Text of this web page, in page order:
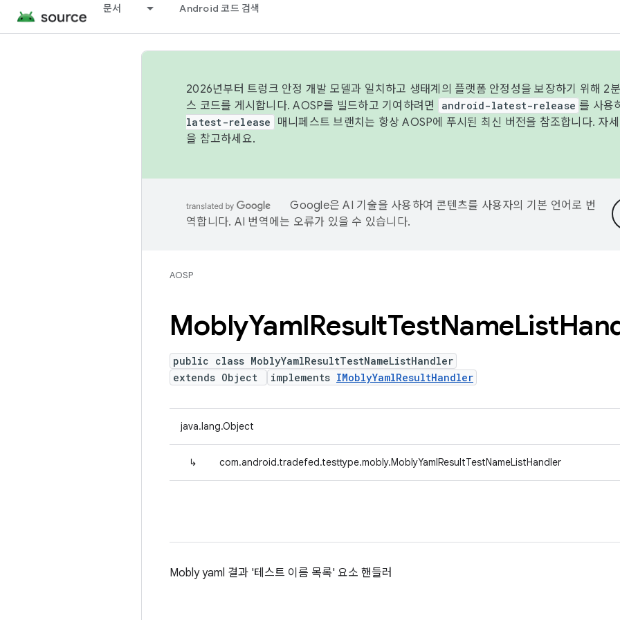
문서 Android 코드 검색
2026년부터 트렁크 안정 개발 모델과 일치하고 생태계의 플랫폼 안정성을 보장하기 위해 2
스 코드를 게시합니다. AOSP를 빌드하고 기여하려면
android-latest-release 를 사용
latest-release
매니페스트 브랜치는 항상 AOSP에 푸시된 최신 버전을 참조합니다. 자
을 참고하세요.
Google은 AI 기술을 사용하여 콘텐츠를 사용자의 기본 언어로 번
역합니다. AI 번역에는 오류가 있을 수 있습니다.
AOSP
MoblyYamlResultTestNameList
public class MoblyYamlResultTestNameListHandler
extends Object
implements IMoblyYamlResultHandler
java.lang.Object
↳ com.android.tradefed.testtype.mobly.MoblyYamlResultTestNameListHandler
Mobly yaml 결과 '테스트 이름 목록' 요소 핸들러